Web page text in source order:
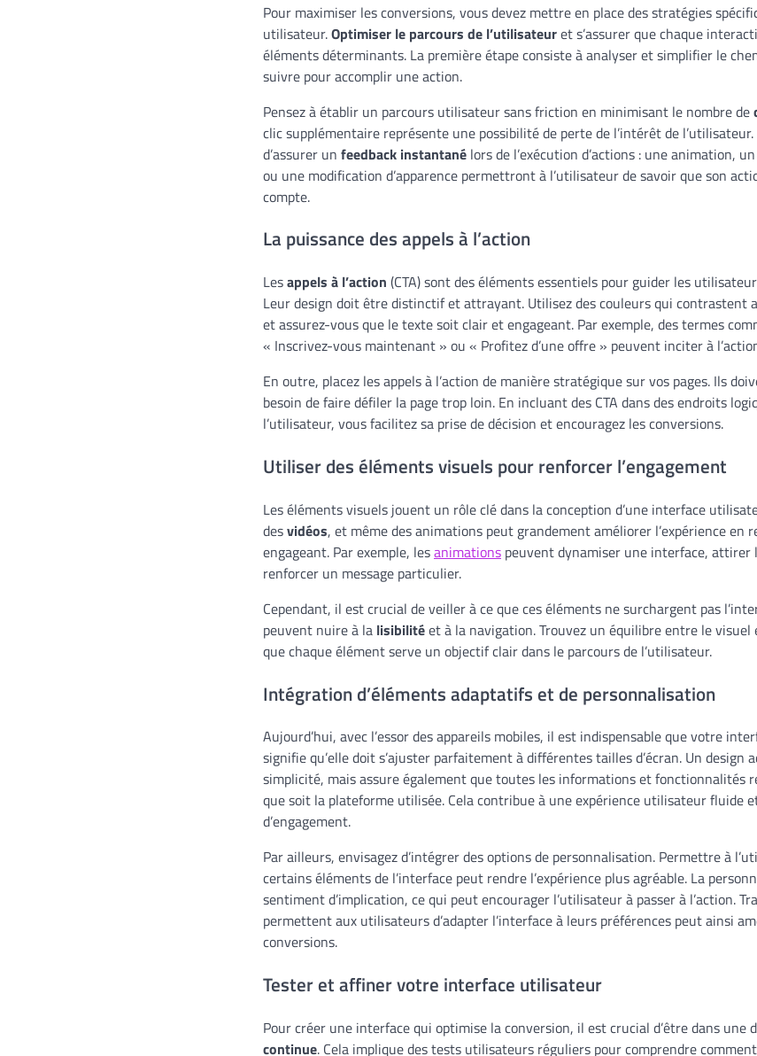
Pour maximiser les conversions, vous devez mettre en place des stratégies
utilisateur.Optimiser le parcours de l’utilisateuret s’assurer que chaque
éléments déterminants. La première étape consiste à analyser et simplifier le
suivre pour accomplir une action.
Pensez à établir un parcours utilisateur sans friction en minimisant le nombre de
clic supplémentaire représente une possibilité de perte de l’intérêt de
d’assurer un feedback instantané lors de l’exécution d’actions : une animation,
ou une modification d’apparence permettront à l’utilisateur de savoir que son
compte.
La puissance des appels à l’action
Lesappels à l’action (CTA) sont des éléments essentiels pour guider les
Leur design doit être distinctif et attrayant. Utilisez des couleurs qui contrastent
et assurez-vous que le texte soit clair et engageant. Par exemple, des termes
« Inscrivez-vous maintenant » ou « Profitez d’une offre » peuvent inciter à
En outre, placez les appels à l’action de manière stratégique sur vos pages. Ils
besoin de faire défiler la page trop loin. En incluant des CTA dans des endroits
l’utilisateur, vous facilitez sa prise de décision et encouragez les conversions.
Utiliser des éléments visuels pour renforcer l’engagement
Les éléments visuels jouent un rôle clé dans la conception d’une interface
desvidéos, et même des animations peut grandement améliorer l’expérience en
engageant. Par exemple, lesanimations peuvent dynamiser une interface, attirer
renforcer un message particulier.
Cependant, il est crucial de veiller à ce que ces éléments ne surchargent pas
peuvent nuire à la lisibilitéet à la navigation. Trouvez un équilibre entre le
que chaque élément serve un objectif clair dans le parcours de l’utilisateur.
Intégration d’éléments adaptatifs et de personnalisation
Aujourd’hui, avec l’essor des appareils mobiles, il est indispensable que votre
signifie qu’elle doit s’ajuster parfaitement à différentes tailles d’écran. Un design
simplicité, mais assure également que toutes les informations et fonctionnalités
que soit la plateforme utilisée. Cela contribue à une expérience utilisateur fluide
d’engagement.
Par ailleurs, envisagez d’intégrer des options de personnalisation. Permettre à
certains éléments de l’interface peut rendre l’expérience plus agréable. La
sentiment d’implication, ce qui peut encourager l’utilisateur à passer à l’action.
permettent aux utilisateurs d’adapter l’interface à leurs préférences peut ainsi
conversions.
Tester et affiner votre interface utilisateur
Pour créer une interface qui optimise la conversion, il est crucial d’être dans une
continue. Cela implique des tests utilisateurs réguliers pour comprendre